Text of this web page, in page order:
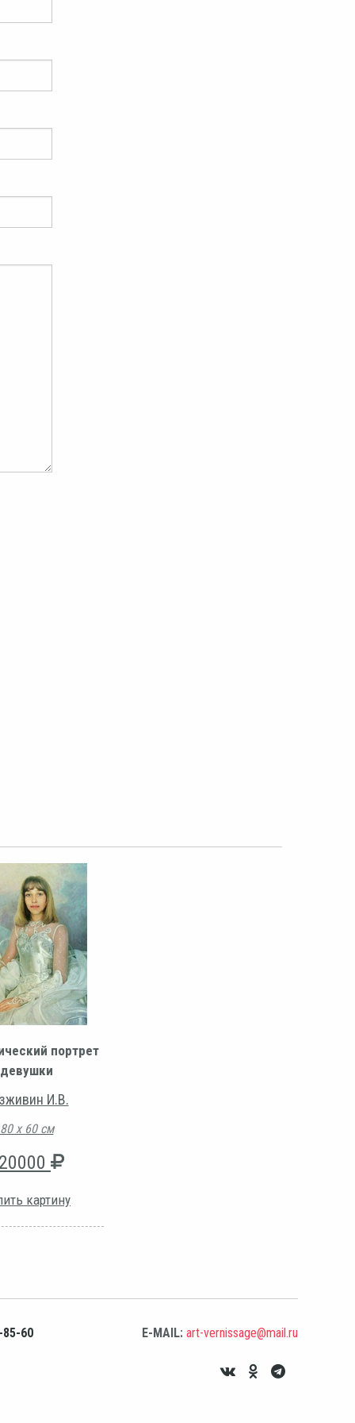
портрет
девушки
И.В.
80 х 60 см
картину
85-60 E-MAIL: art-vernissage@mail.ru